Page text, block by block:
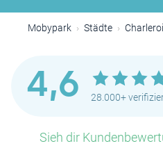
Mobypark Städte Charleroi
4,6 28.000+
Sieh dir